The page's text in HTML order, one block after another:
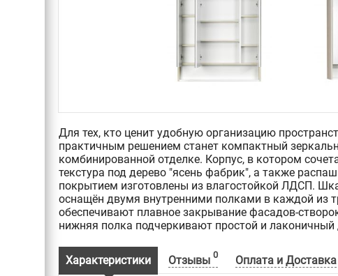
Для тех, кто ценит удобную организацию
практичным решением станет компактный
комбинированной отделке. Корпус, в котором
текстура под дерево "ясень фабрик", а также
покрытием изготовлены из влагостойкой ЛДСП.
оснащён двумя внутренними полками в каждой из
обеспечивают плавное закрывание фасадов-
нижняя полка подчеркивают простой и
Характеристики Отзывы 0 Оплата и Доставка